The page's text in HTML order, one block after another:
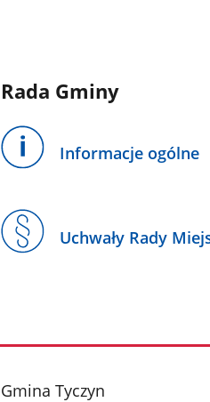
Rada Gminy
Informacje ogólne
Uchwały Rady
stopka
Gmina Tyczyn